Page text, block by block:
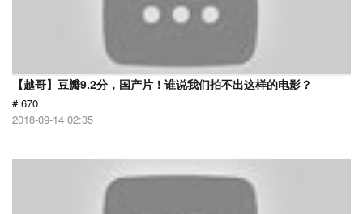
【越哥】豆瓣9.2分，国产片！谁说我们拍不出这样的电影？
# 670
2018-09-14 02:35